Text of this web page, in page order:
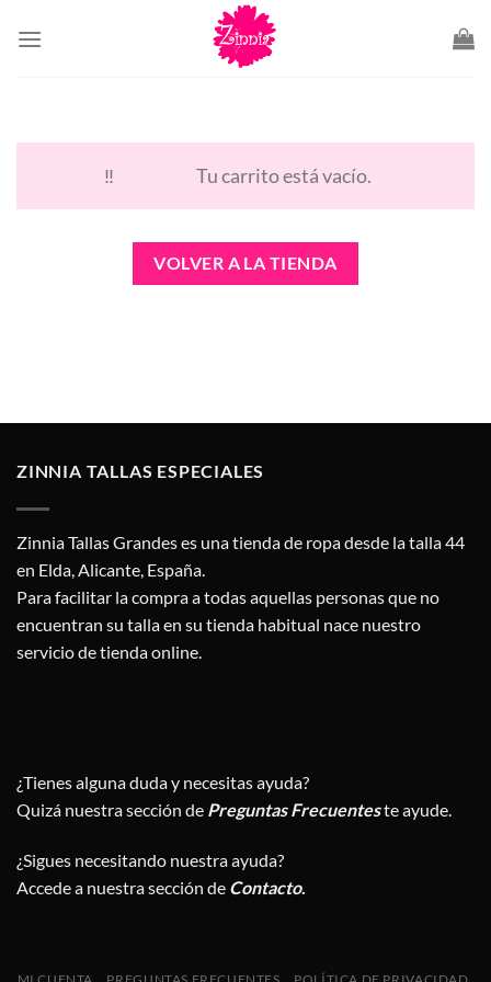
Tu carrito está vacío.
VOLVER A LA TIENDA
ZINNIA TALLAS ESPECIALES
Zinnia Tallas Grandes es una tienda de ropa desde la talla 44
en Elda, Alicante, España.
Para facilitar la compra a todas aquellas personas que no
encuentran su talla en su tienda habitual nace nuestro
servicio de tienda online.
¿Tienes alguna duda y necesitas ayuda?
Quizá nuestra sección de Preguntas Frecuenteste ayude.
¿Sigues necesitando nuestra ayuda?
Accede a nuestra sección de Contacto.
MI CUENTA PREGUNTAS FRECUENTES POLÍTICA DE PRIVACIDAD